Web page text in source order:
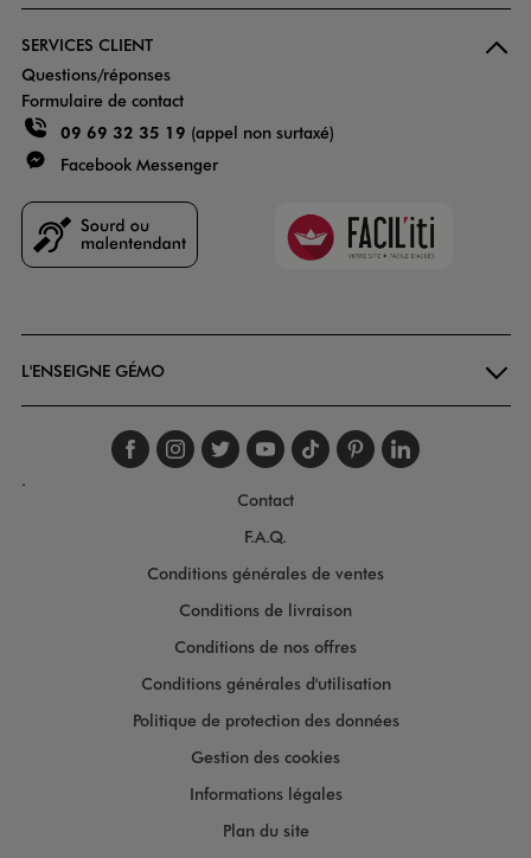
SERVICES CLIENT
Questions/réponses
Formulaire de contact
09 69 32 35 19 (appel non surtaxé)
Facebook Messenger
Faciliti
L'ENSEIGNE GÉMO
Suivez-nous sur
Suivez-nous sur
Suivez-nous sur
Suivez-nous
Suivez-nous
Suivez-
.
Contact
F.A.Q.
Conditions générales de ventes
Conditions de livraison
Conditions de nos offres
Conditions générales d'utilisation
Politique de protection des données
Gestion des cookies
Informations légales
Plan du site